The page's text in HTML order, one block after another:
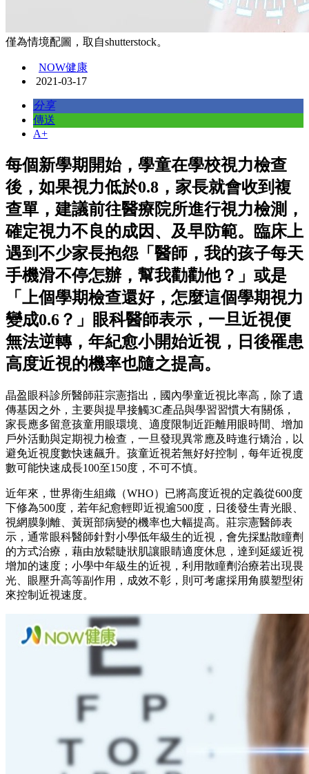
僅為情境配圖，取自shutterstock。
NOW健康
2021-03-17
分享
傳送
A+
每個新學期開始，學童在學校視力檢查
後，如果視力低於0.8，家長就會收到複
查單，建議前往醫療院所進行視力檢測，
確定視力不良的成因、及早防範。臨床上
遇到不少家長抱怨「醫師，我的孩子每天
手機滑不停怎辦，幫我勸勸他？」或是
「上個學期檢查還好，怎麼這個學期視力
變成0.6？」眼科醫師表示，一旦近視便
無法逆轉，年紀愈小開始近視，日後罹患
高度近視的機率也隨之提高。
晶盈眼科診所醫師莊宗憲指出，國內學童近視比率高，除了遺
傳基因之外，主要與提早接觸3C產品與學習習慣大有關係，
家長應多留意孩童用眼環境、適度限制近距離用眼時間、增加
戶外活動與定期視力檢查，一旦發現異常應及時進行矯治，以
避免近視度數快速飆升。孩童近視若無好好控制，每年近視度
數可能快速成長100至150度，不可不慎。
近年來，世界衛生組織（WHO）已將高度近視的定義從600度
下修為500度，若年紀愈輕即近視逾500度，日後發生青光眼、
視網膜剝離、黃斑部病變的機率也大幅提高。莊宗憲醫師表
示，通常眼科醫師針對小學低年級生的近視，會先採點散瞳劑
的方式治療，藉由放鬆睫狀肌讓眼睛適度休息，達到延緩近視
增加的速度；小學中年級生的近視，利用散瞳劑治療若出現畏
光、眼壓升高等副作用，成效不彰，則可考慮採用角膜塑型術
來控制近視速度。